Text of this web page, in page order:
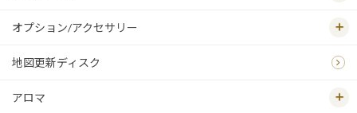
オプション/アクセサリー
地図更新ディスク
アロマ